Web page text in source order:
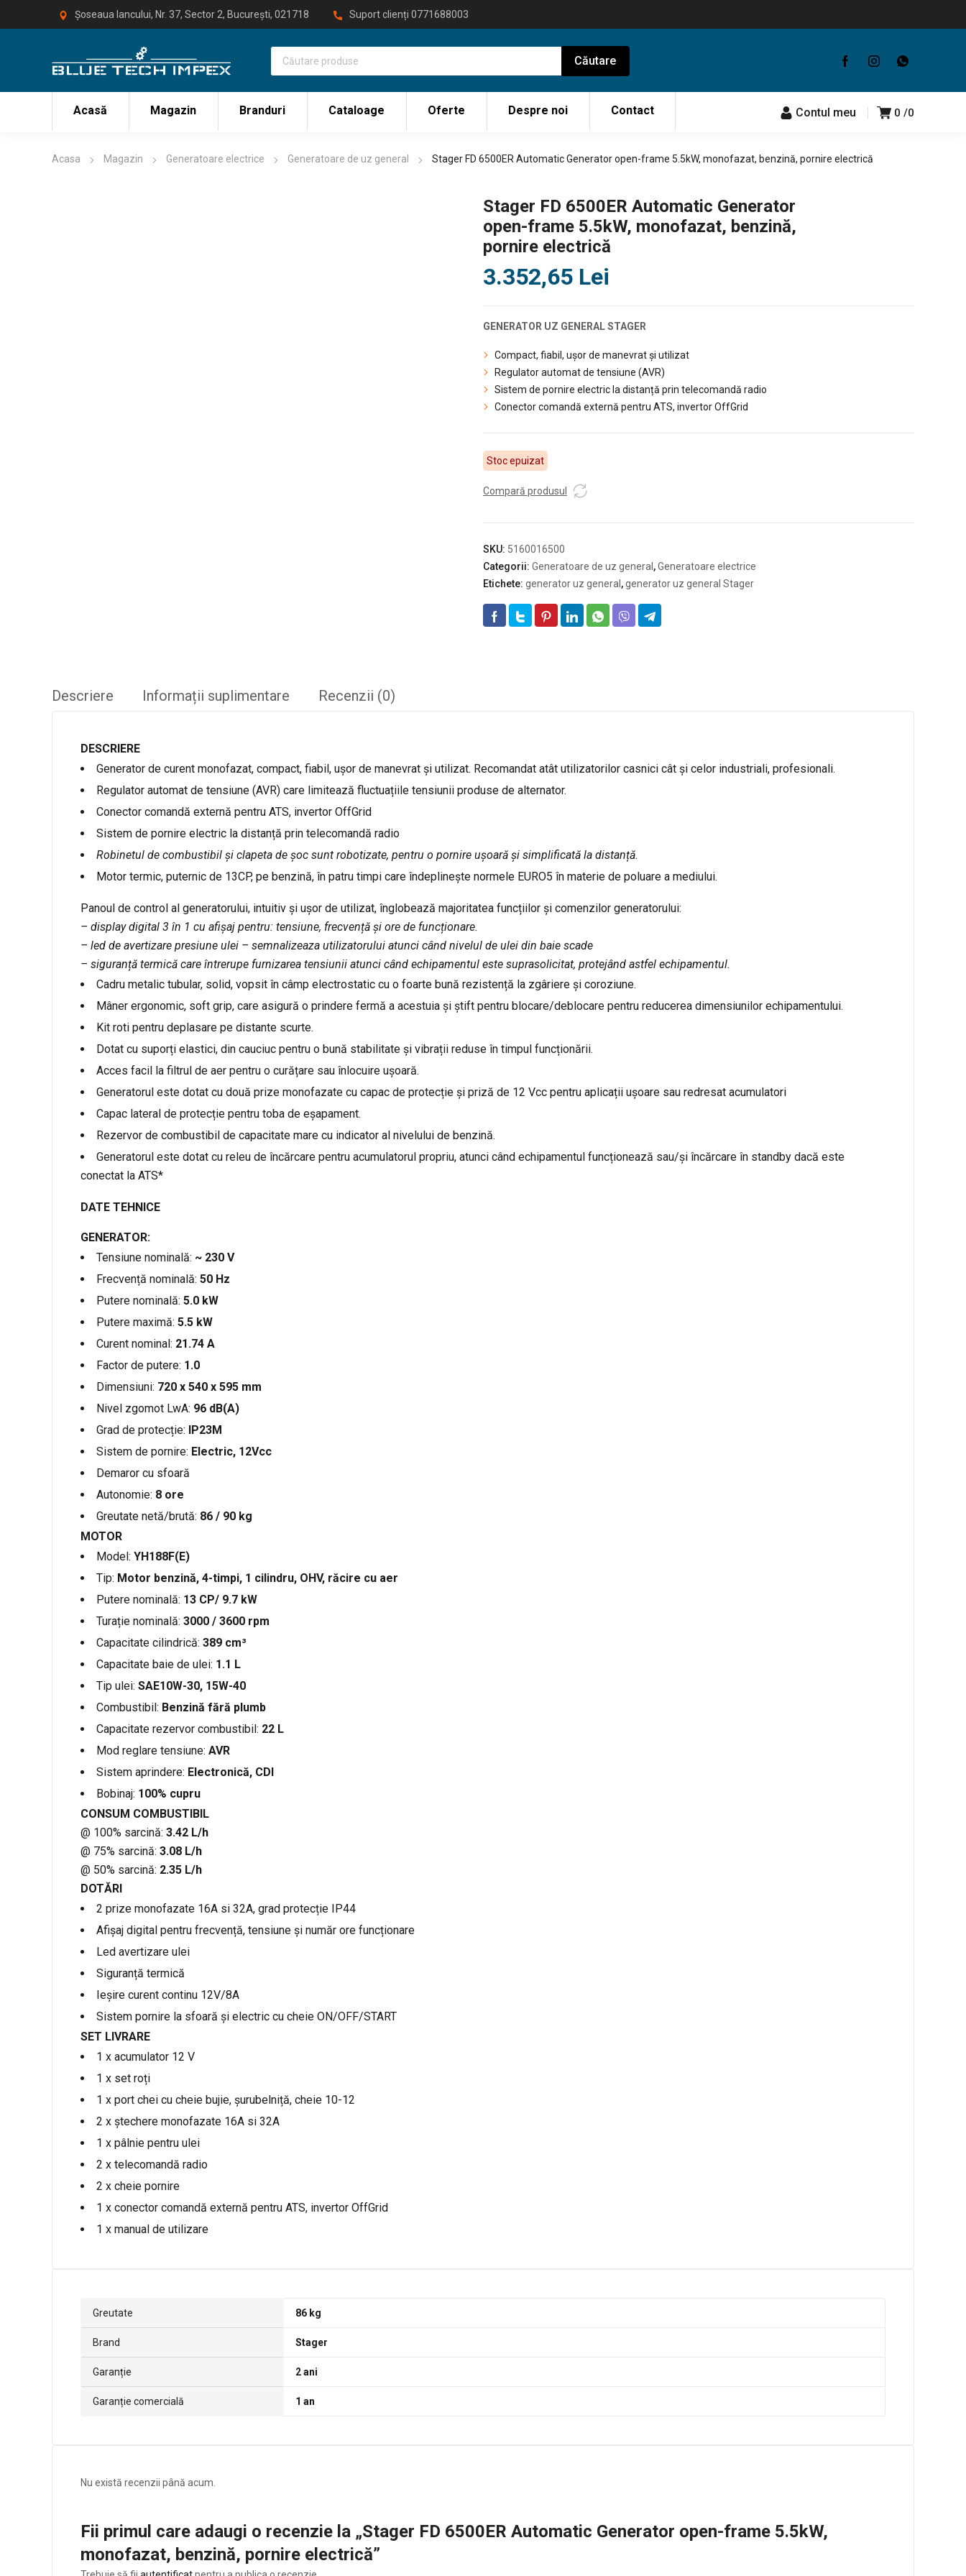
Șoseaua Iancului, Nr. 37, Sector 2, București, 021718 Suport clienți 0771688003
Acasă Magazin Branduri Cataloage Oferte Despre noi Contact 0 0
Contul meu
Acasa Magazin Generatoare electrice Generatoare de uz general Stager FD 6500ER Automatic Generator open-frame 5.5kW, monofazat, benzină, pornire electrică
Stager FD 6500ER Automatic Generator
open-frame 5.5kW, monofazat, benzină,
pornire electrică
3.352,65 Lei
GENERATOR UZ GENERAL STAGER
Compact, fiabil, ușor de manevrat și utilizat
Regulator automat de tensiune (AVR)
Sistem de pornire electric la distanță prin telecomandă radio
Conector comandă externă pentru ATS, invertor OffGrid
Stoc epuizat
Compară produsul
SKU: 5160016500
Categorii: Generatoare de uz general ,Generatoare electrice
Etichete: generator uz general ,generator uz general Stager
Descriere Informații suplimentare Recenzii (0)
DESCRIERE
Generator de curent monofazat, compact, fiabil, ușor de manevrat și utilizat. Recomandat atât utilizatorilor casnici cât și celor industriali, profesionali.
Regulator automat de tensiune (AVR) care limitează fluctuațiile tensiunii produse de alternator.
Conector comandă externă pentru ATS, invertor OffGrid
Sistem de pornire electric la distanță prin telecomandă radio
Robinetul de combustibil și clapeta de șoc sunt robotizate, pentru o pornire ușoară și simplificată la distanță.
Motor termic, puternic de 13CP, pe benzină, în patru timpi care îndeplinește normele EURO5 în materie de poluare a mediului.
Panoul de control al generatorului, intuitiv și ușor de utilizat, înglobează majoritatea funcțiilor și comenzilor generatorului:
– display digital 3 în 1 cu afișaj pentru: tensiune, frecvență și ore de funcționare.
– led de avertizare presiune ulei – semnalizeaza utilizatorului atunci când nivelul de ulei din baie scade
– siguranță termică care întrerupe furnizarea tensiunii atunci când echipamentul este suprasolicitat, protejând astfel echipamentul.
Cadru metalic tubular, solid, vopsit în câmp electrostatic cu o foarte bună rezistență la zgâriere și coroziune.
Mâner ergonomic, soft grip, care asigură o prindere fermă a acestuia și știft pentru blocare/deblocare pentru reducerea dimensiunilor echipamentului.
Kit roti pentru deplasare pe distante scurte.
Dotat cu suporți elastici, din cauciuc pentru o bună stabilitate și vibrații reduse în timpul funcționării.
Acces facil la filtrul de aer pentru o curățare sau înlocuire ușoară.
Generatorul este dotat cu două prize monofazate cu capac de protecție și priză de 12 Vcc pentru aplicații ușoare sau redresat acumulatori
Capac lateral de protecție pentru toba de eșapament.
Rezervor de combustibil de capacitate mare cu indicator al nivelului de benzină.
Generatorul este dotat cu releu de încărcare pentru acumulatorul propriu, atunci când echipamentul funcționează sau/și încărcare în standby dacă este
conectat la ATS*
DATE TEHNICE
GENERATOR:
Tensiune nominală: ~ 230 V
Frecvență nominală: 50 Hz
Putere nominală: 5.0 kW
Putere maximă: 5.5 kW
Curent nominal: 21.74 A
Factor de putere: 1.0
Dimensiuni: 720 x 540 x 595 mm
Nivel zgomot LwA: 96 dB(A)
Grad de protecție:
IP23M
Sistem de pornire: Electric, 12Vcc
Demaror cu sfoară
Autonomie: 8 ore
Greutate netă/brută: 86 / 90 kg
MOTOR
Model: YH188F(E)
Tip: Motor benzină, 4-timpi, 1 cilindru, OHV, răcire cu aer
Putere nominală: 13 CP/ 9.7 kW
Turație nominală: 3000 / 3600 rpm
Capacitate cilindrică: 389 cm³
Capacitate baie de ulei: 1.1 L
Tip ulei: SAE10W-30, 15W-40
Combustibil: Benzină fără plumb
Capacitate rezervor combustibil: 22 L
Mod reglare tensiune: AVR
Sistem aprindere: Electronică, CDI
Bobinaj: 100% cupru
CONSUM COMBUSTIBIL
@ 100% sarcină: 3.42 L/h
@ 75% sarcină: 3.08 L/h
@ 50% sarcină: 2.35 L/h
DOTĂRI
2 prize monofazate 16A si 32A, grad protecție IP44
Afișaj digital pentru frecvență, tensiune și număr ore funcționare
Led avertizare ulei
Siguranță termică
Ieșire curent continu 12V/8A
Sistem pornire la sfoară și electric cu cheie ON/OFF/START
SET LIVRARE
1 x acumulator 12 V
1 x set roți
1 x port chei cu cheie bujie, șurubelniță, cheie 10-12
2 x ștechere monofazate 16A si 32A
1 x pâlnie pentru ulei
2 x telecomandă radio
2 x cheie pornire
1 x conector comandă externă pentru ATS, invertor OffGrid
1 x manual de utilizare
Greutate 86 kg
Brand Stager
Garanție 2 ani
Garanție comercială 1 an
Nu există recenzii până acum.
Fii primul care adaugi o recenzie la „Stager FD 6500ER Automatic Generator open-frame 5.5kW,
monofazat, benzină, pornire electrică”